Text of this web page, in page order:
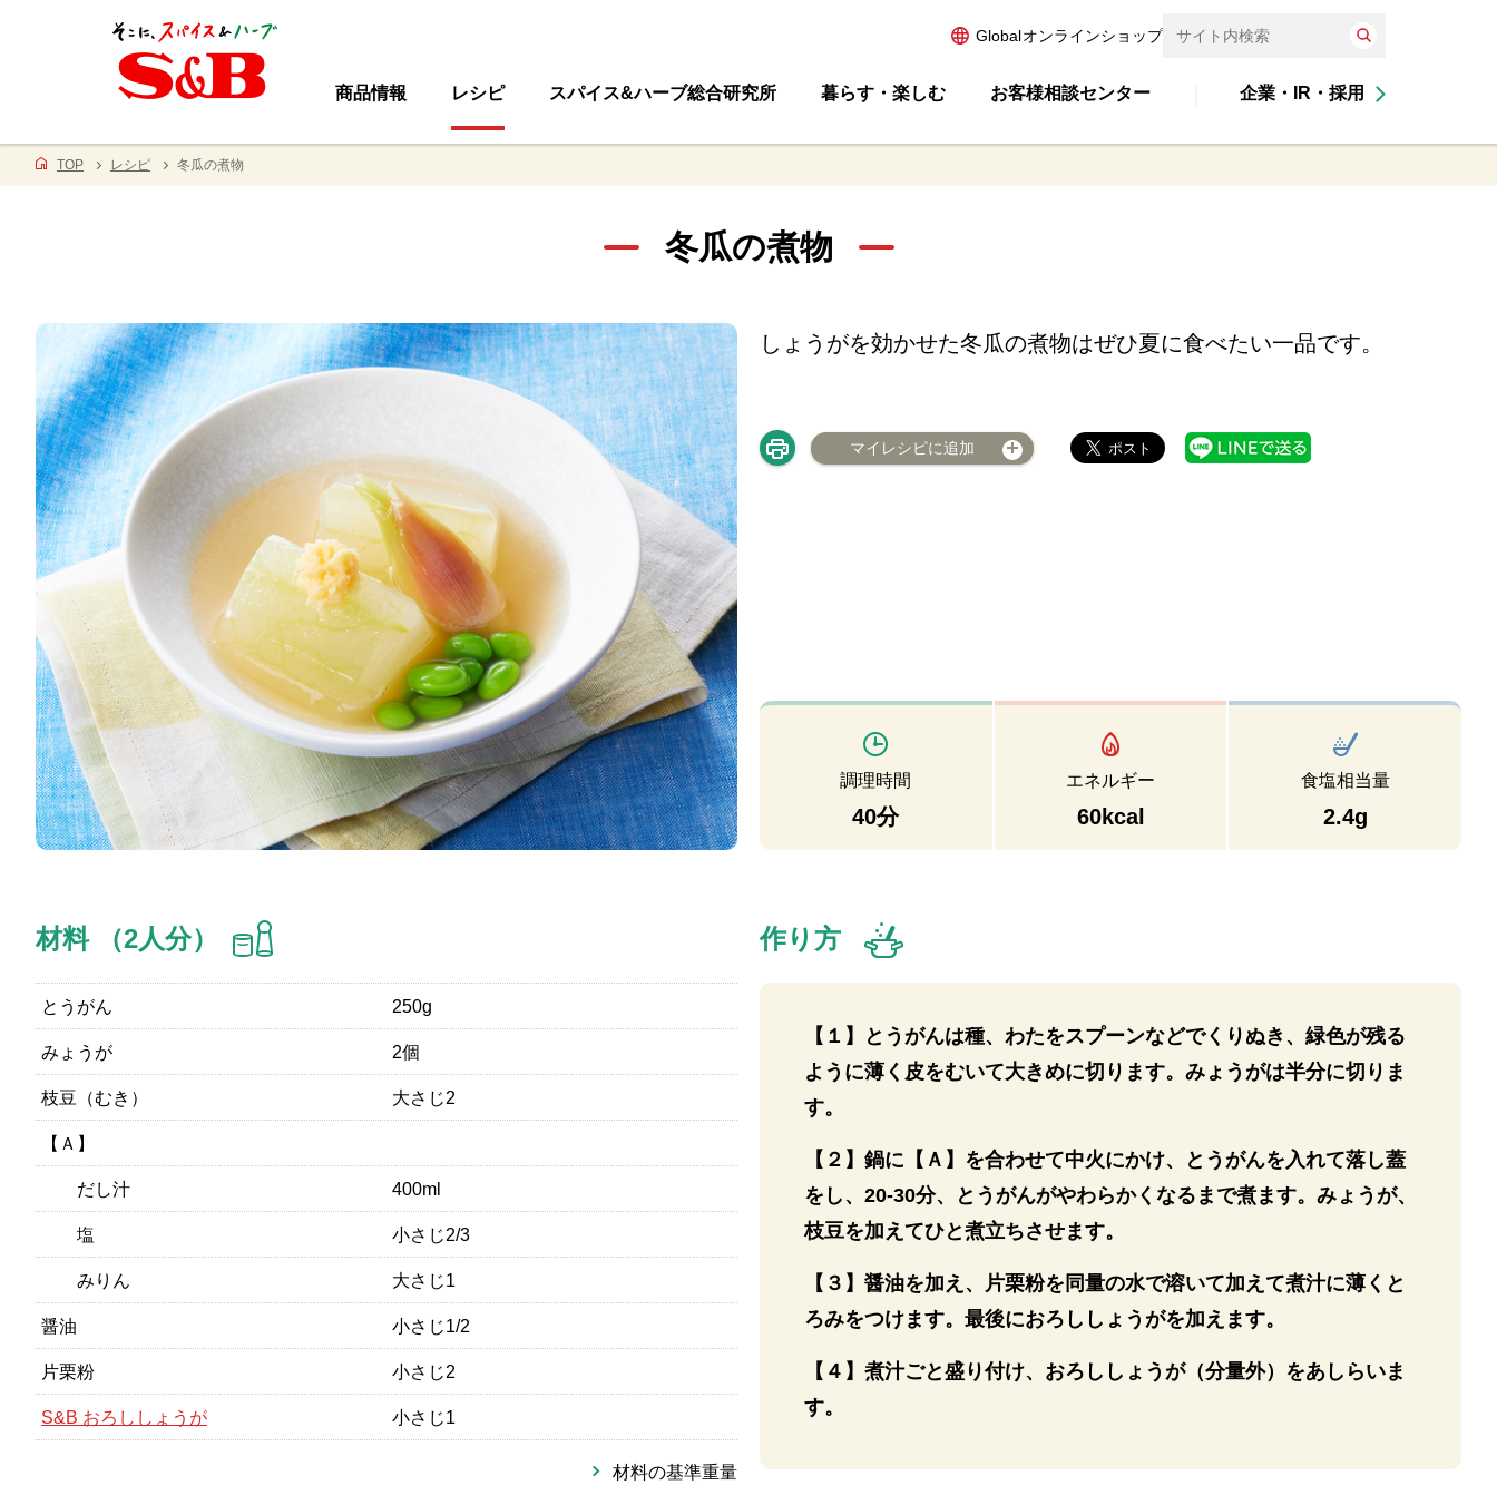
Globalオンラインショップ
商品情報 レシピ スパイス&ハーブ総合研究所 暮らす・楽しむ お客様相談センター 企業・IR・採用
TOP レシピ 冬瓜の煮物
冬瓜の煮物
しょうがを効かせた冬瓜の煮物はぜひ夏に食べたい一品です。
マイレシピに追加
調理時間
40分
エネルギー
60kcal
食塩相当量
2.4g
材料 （2人分）
とうがん 250g
みょうが 2個
枝豆（むき） 大さじ2
【Ａ】
だし汁 400ml
塩 小さじ2/3
みりん 大さじ1
醤油 小さじ1/2
片栗粉 小さじ2
S&B おろししょうが 小さじ1
材料の基準重量
作り方
【１】とうがんは種、わたをスプーンなどでくりぬき、緑色が残る
ように薄く皮をむいて大きめに切ります。みょうがは半分に切りま
す。
【２】鍋に【Ａ】を合わせて中火にかけ、とうがんを入れて落し蓋
をし、20-30分、とうがんがやわらかくなるまで煮ます。みょうが、
枝豆を加えてひと煮立ちさせます。
【３】醤油を加え、片栗粉を同量の水で溶いて加えて煮汁に薄くと
ろみをつけます。最後におろししょうがを加えます。
【４】煮汁ごと盛り付け、おろししょうが（分量外）をあしらいま
す。